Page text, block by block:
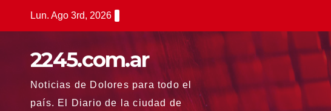
Lun. Ago 3rd, 2026
2245.com.ar
Noticias de Dolores para todo el
país. El Diario de la ciudad de